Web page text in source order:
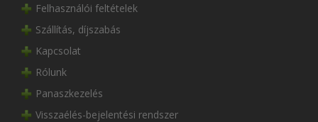
Felhasználói feltételek
Szállítás, díjszabás
Kapcsolat
Rólunk
Panaszkezelés
Visszaélés-bejelentési rendszer